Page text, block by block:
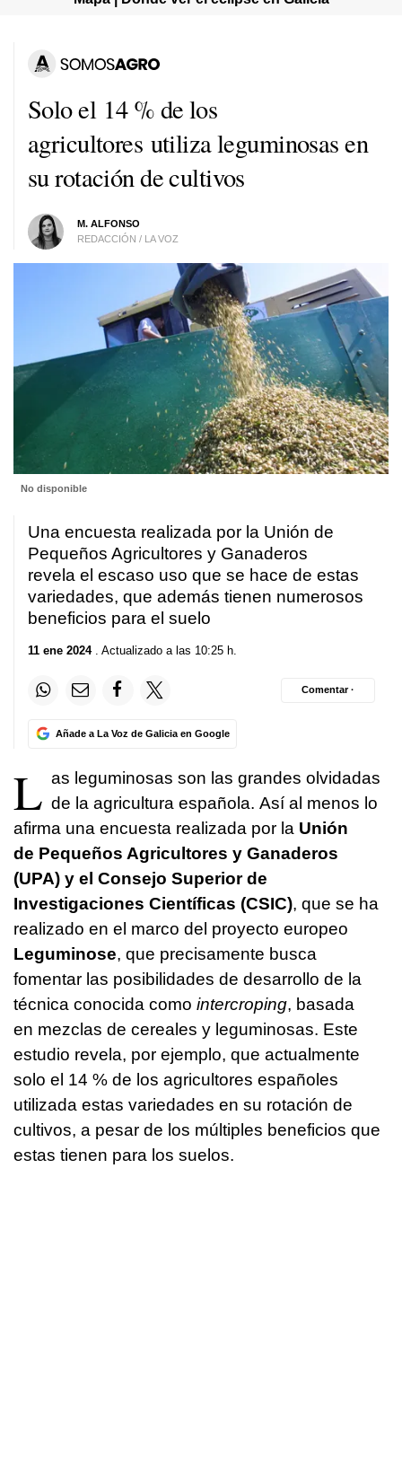
Solo el 14 % de los
agricultores utiliza leguminosas en
su rotación de cultivos
M. ALFONSO
REDACCIÓN / LA VOZ
No disponible
Una encuesta realizada por la Unión de
Pequeños Agricultores y Ganaderos
revela el escaso uso que se hace de estas
variedades, que además tienen numerosos
beneficios para el suelo
11 ene 2024. Actualizado a las 10:25 h.
Añade a La Voz de Galicia en Google
Comentar ·
L as leguminosas son las grandes olvidadas
de la agricultura española. Así al menos lo
afirma una encuesta realizada por la Unión
de Pequeños Agricultores y Ganaderos
(UPA) y el Consejo Superior de
Investigaciones Científicas (CSIC), que se ha
realizado en el marco del proyecto europeo
Leguminose, que precisamente busca
fomentar las posibilidades de desarrollo de la
técnica conocida como intercroping, basada
en mezclas de cereales y leguminosas. Este
estudio revela, por ejemplo, que actualmente
solo el 14 % de los agricultores españoles
utilizada estas variedades en su rotación de
cultivos, a pesar de los múltiples beneficios que
estas tienen para los suelos.